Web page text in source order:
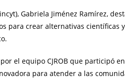
Gabriela Jiménez Ramírez,
para crear alternativas científicas
el equipo CJROB que participó
para atender a las